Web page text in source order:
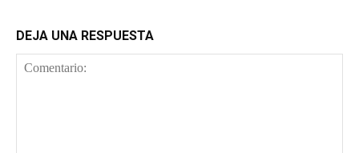
DEJA UNA RESPUESTA